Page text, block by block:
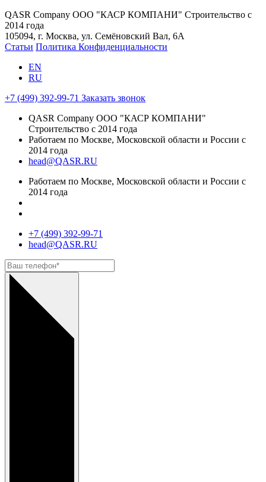
QASR Company ООО "КАСР КОМПАНИ" Строительство с
2014 года
105094, г. Москва, ул. Семёновский Вал, 6А
Статьи Политика Конфиденциальности
EN
RU
+7 (499) 392-99-71 Заказать звонок
QASR Company ООО "КАСР КОМПАНИ"
Строительство с 2014 года
Работаем по Москве, Московской области и России с
2014 года
head@QASR.RU
Работаем по Москве, Московской области и России с
2014 года
+7 (499) 392-99-71
head@QASR.RU